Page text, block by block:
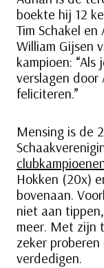
boekte hij 12
Tim Schakel
William Gijsen
kampioen:
verslagen door
feliciteren.”
Mensing is de
Hokken (20x)
bovenaan.
niet aan
meer. Met zijn
zeker
verdedigen.